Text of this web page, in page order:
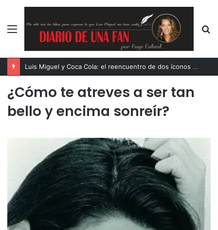
Menú
Luis Miguel y Coca Cola: el reencuentro de dos íconos eternos
¿Cómo te atreves a ser tan
bello y encima sonreír?